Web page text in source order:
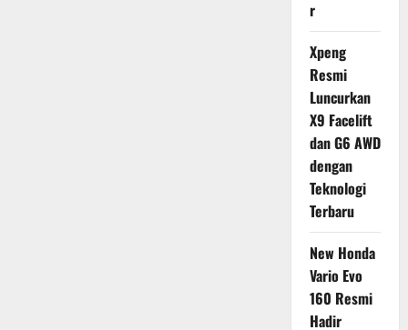
r
Xpeng
Resmi
Luncurkan
X9 Facelift
dan G6 AWD
dengan
Teknologi
Terbaru
New Honda
Vario Evo
160 Resmi
Hadir